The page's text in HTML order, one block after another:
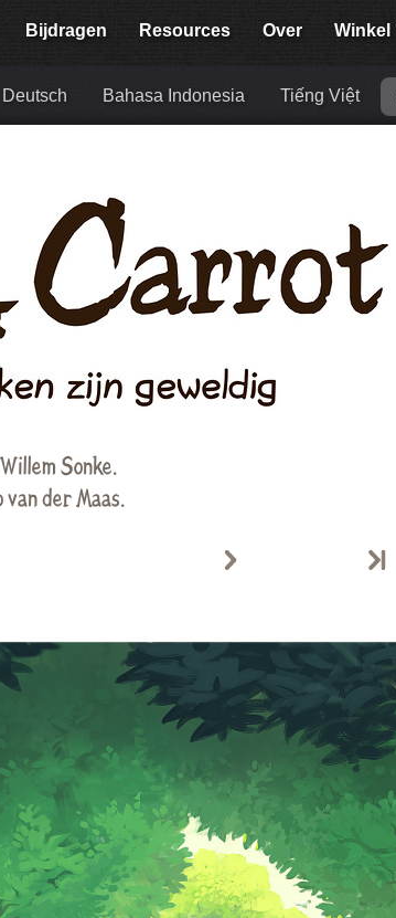
Bijdragen Resources Over Winkel
Deutsch Bahasa Indonesia Tiếng Việt
Willem Sonke.
van der Maas.